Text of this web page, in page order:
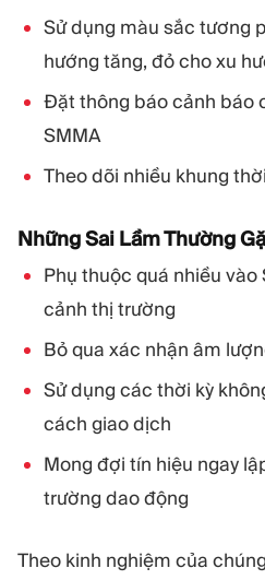
Sử dụng màu sắc tương
hướng tăng, đỏ cho xu
Đặt thông báo cảnh báo
SMMA
Theo dõi nhiều khung
Những Sai Lầm Thường
Phụ thuộc quá nhiều
cảnh thị trường
Bỏ qua xác nhận âm
Sử dụng các thời kỳ
cách giao dịch
Mong đợi tín hiệu ngay
trường dao động
Theo kinh nghiệm của